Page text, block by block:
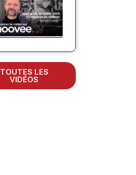
TOUTES LES
VIDÉOS